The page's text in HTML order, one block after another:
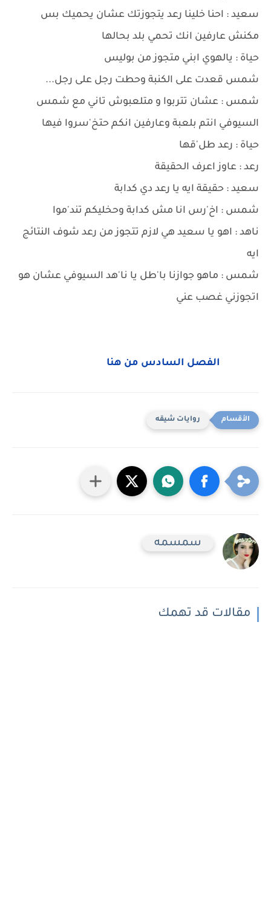
سعيد : احنا خلينا رعد يتجوزتك عشان يحميك بس
مكنش عارفين انك تحمي بلد بحالها
حياة : يالهوي ابني متجوز من بوليس
شمس قعدت على الكنبة وحطت رجل على رجل...
شمس : عشان تتربوا و متلعبوش تاني مع شمس
السيوفي انتم بلعبة وعارفين انكم حتخ'سروا فيها
حياة : رعد طل'قها
رعد : عاوز اعرف الحقيقة
سعيد : حقيقة ايه يا رعد دي كدابة
شمس : اخ'رس انا مش كدابة وحخليكم تند'موا
ناهد : اهو يا سعيد هي لازم تتجوز من رعد شوف النتائج
ايه
شمس : ماهو جوازنا با'طل يا نا'هد السيوفي عشان هو
اتجوزني غصب عني
الفصل السادس من هنا
روايات شيقه
سمسمه
مقالات قد تهمك